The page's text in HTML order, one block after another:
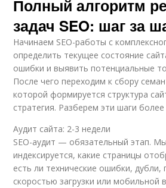
Полный алгоритм
задач SEO: шаг за
Начинаем SEO-работы с
определить текущее состояние
ошибки и выявить потенциальные
После чего переходим к сбору
которой формируется структура
стратегия. Разберем эти шаги
Аудит сайта: 2-3 недели
SEO-аудит — обязательный этап.
индексируется, какие страницы
есть ли технические ошибки,
скоростью загрузки или мобильной